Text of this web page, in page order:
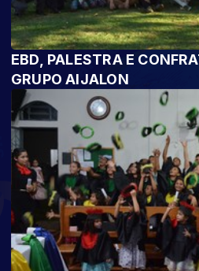
EBD, PALESTRA E
GRUPO AIJALON